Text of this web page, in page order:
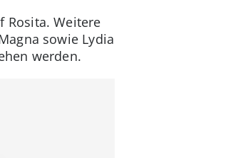
Rosita. Weitere
sowie Lydia
werden.